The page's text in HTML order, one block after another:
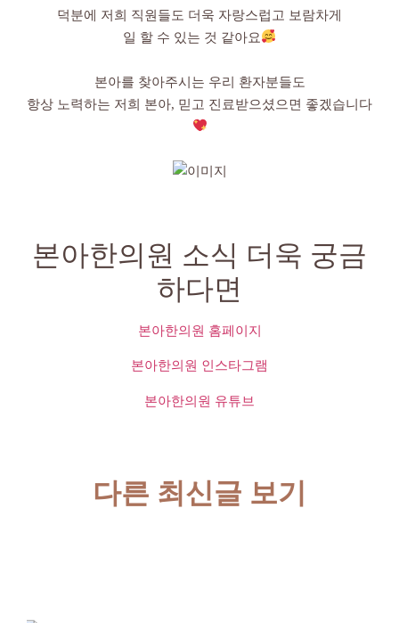
덕분에 저희 직원들도 더욱 자랑스럽고 보람차게
일 할 수 있는 것 같아요
본아를 찾아주시는 우리 환자분들도
항상 노력하는 저희 본아, 믿고 진료받으셨으면 좋겠습니다
본아한의원 소식 더욱 궁금
하다면
본아한의원 홈페이지
본아한의원 인스타그램
본아한의원 유튜브
다른 최신글 보기